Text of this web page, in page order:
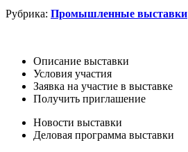
Рубрика: Промышленные выставки
Описание выставки
Условия участия
Заявка на участие в выставке
Получить приглашение
Новости выставки
Деловая программа выставки